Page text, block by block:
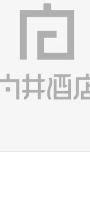
お気に入り機能の活用方法
会社情報